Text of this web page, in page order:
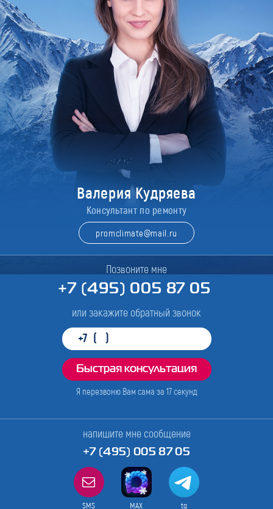
Валерия Кудряева
Консультант по ремонту
promclimate@mail.ru
Позвоните мне
+7 (495) 005 87 05
или закажите обратный звонок
Я перезвоню Вам сама за 17секунд
напишите мне сообщение
+7 (495) 005 87 05
SMS MAX tg